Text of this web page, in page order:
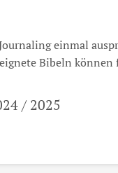
einmal
Bibeln
/ 2025